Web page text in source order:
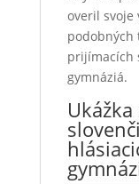
overil svoje
podobných
prijímacích
gymnáziá.